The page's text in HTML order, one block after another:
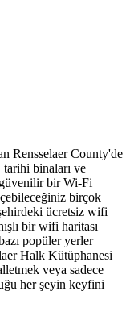
Rensselaer County'de
binaları ve
bir Wi-Fi
birçok
ücretsiz wifi
bir wifi haritası
popüler yerler
Halk Kütüphanesi
veya sadece
her şeyin keyfini